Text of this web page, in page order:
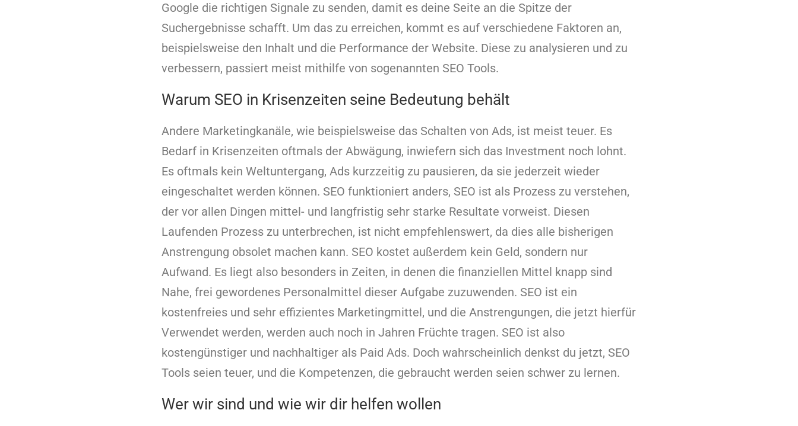
Google die richtigen Signale zu senden, damit es deine Seite an die Spitze der
Suchergebnisse schafft. Um das zu erreichen, kommt es auf verschiedene Faktoren an,
beispielsweise den Inhalt und die Performance der Website. Diese zu analysieren und zu
verbessern, passiert meist mithilfe von sogenannten SEO Tools.
Warum SEO in Krisenzeiten seine Bedeutung behält
Andere Marketingkanäle, wie beispielsweise das Schalten von Ads, ist meist teuer. Es
Bedarf in Krisenzeiten oftmals der Abwägung, inwiefern sich das Investment noch lohnt.
Es oftmals kein Weltuntergang, Ads kurzzeitig zu pausieren, da sie jederzeit wieder
eingeschaltet werden können. SEO funktioniert anders, SEO ist als Prozess zu verstehen,
der vor allen Dingen mittel- und langfristig sehr starke Resultate vorweist. Diesen
Laufenden Prozess zu unterbrechen, ist nicht empfehlenswert, da dies alle bisherigen
Anstrengung obsolet machen kann. SEO kostet außerdem kein Geld, sondern nur
Aufwand. Es liegt also besonders in Zeiten, in denen die finanziellen Mittel knapp sind
Nahe, frei gewordenes Personalmittel dieser Aufgabe zuzuwenden. SEO ist ein
kostenfreies und sehr effizientes Marketingmittel, und die Anstrengungen, die jetzt hierfür
Verwendet werden, werden auch noch in Jahren Früchte tragen. SEO ist also
kostengünstiger und nachhaltiger als Paid Ads. Doch wahrscheinlich denkst du jetzt, SEO
Tools seien teuer, und die Kompetenzen, die gebraucht werden seien schwer zu lernen.
Wer wir sind und wie wir dir helfen wollen